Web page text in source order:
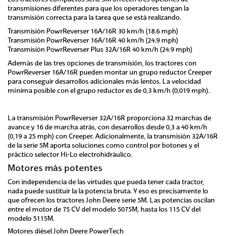
transmisiones diferentes para que los operadores tengan la
transmisión correcta para la tarea que se está realizando.
Transmisión PowrReverser 16A/16R 30 km/h (18.6 mph)
Transmisión PowrReverser 16A/16R 40 km/h (24.9 mph)
Transmisión PowrReverser Plus 32A/16R 40 km/h (24.9 mph)
Además de las tres opciones de transmisión, los tractores con
PowrReverser 16A/16R pueden montar un grupo reductor Creeper
para conseguir desarrollos adicionales más lentos. La velocidad
mínima posible con el grupo reductor es de 0,3 km/h (0,019 mph).
La transmisión PowrReverser 32A/16R proporciona 32 marchas de
avance y 16 de marcha atrás, con desarrollos desde 0,3 a 40 km/h
(0,19 a 25 mph) con Creeper. Adicionalmente, la transmisión 32A/16R
de la serie 5M aporta soluciones como control por botones y el
práctico selector Hi-Lo electrohidráulico.
Motores más potentes
Con independencia de las virtudes que pueda tener cada tractor,
nada puede sustituir la la potencia bruta. Y eso es precisamente lo
que ofrecen los tractores John Deere serie 5M. Las potencias oscilan
entre el motor de 75 CV del modelo 5075M, hasta los 115 CV del
modelo 5115M.
Motores diésel John Deere PowerTech